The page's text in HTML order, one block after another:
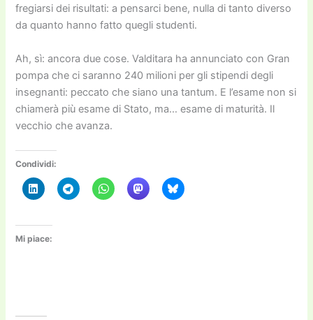
fregiarsi dei risultati: a pensarci bene, nulla di tanto diverso
da quanto hanno fatto quegli studenti.
Ah, sì: ancora due cose. Valditara ha annunciato con Gran
pompa che ci saranno 240 milioni per gli stipendi degli
insegnanti: peccato che siano una tantum. E l’esame non si
chiamerà più esame di Stato, ma… esame di maturità. Il
vecchio che avanza.
Condividi:
Mi piace: